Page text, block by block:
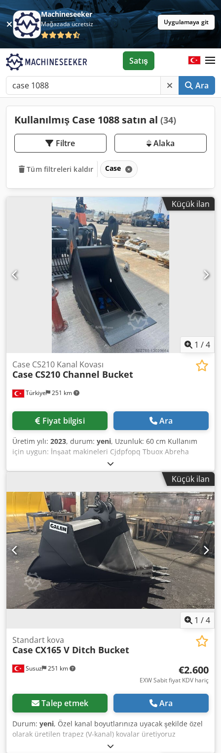
Machineseeker
Mağazada ücretsiz Uygulamaya git
Ara
Satış
Kullanılmış Case 1088 satın al (34)
Filtre Alaka
Tüm filtreleri kaldır Case
Küçük ilan
1 /4
Türkiye 251 km
Case CS210 Kanal Kovası
Case CS210 Channel Bucket
Fiyat bilgisi Ara
Üretim yılı: 2023, durum: yeni, Uzunluk: 60 cm Kullanım
için uygun: İnşaat makineleri Cjdpfopq Tbuox Abreha
Yükleme alanı kapasitesi: 500 l Garanti: 6 ay
Küçük ilan
1 /4
Susuz 251 km
Standart kova
Case CX165 V Ditch Bucket
€2.600
EXW Sabit fiyat KDV hariç
Talep etmek Ara
Durum: yeni, Özel kanal boyutlarınıza uyacak şekilde özel
olarak üretilen trapez (V-kanal) kovalar üretiyoruz